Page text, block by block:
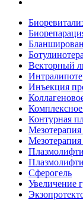
Векторный
Инъекция
Контурная
Мезотерапия
Сферогель
Увеличение